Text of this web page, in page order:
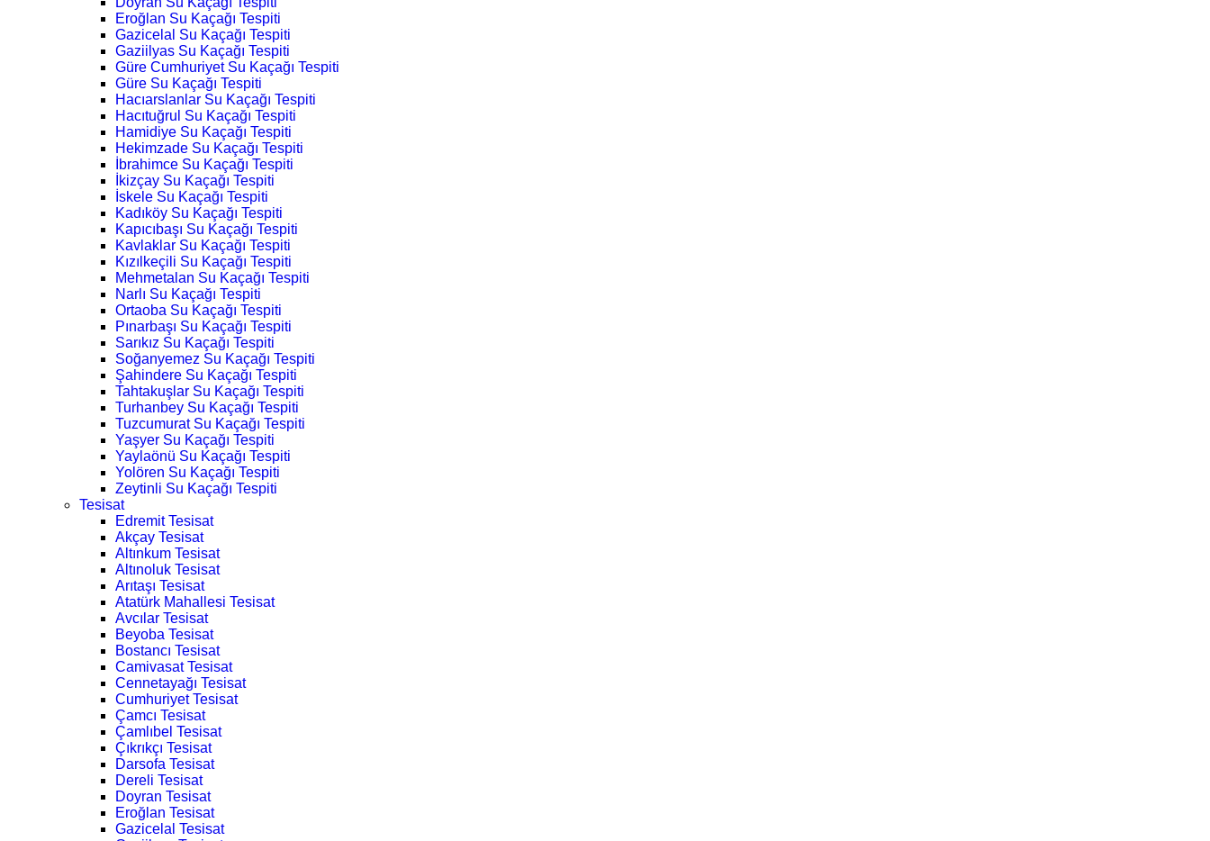
Eroğlan Su Kaçağı Tespiti
Gazicelal Su Kaçağı Tespiti
Gaziilyas Su Kaçağı Tespiti
Güre Cumhuriyet Su Kaçağı Tespiti
Güre Su Kaçağı Tespiti
Hacıarslanlar Su Kaçağı Tespiti
Hacıtuğrul Su Kaçağı Tespiti
Hamidiye Su Kaçağı Tespiti
Hekimzade Su Kaçağı Tespiti
İbrahimce Su Kaçağı Tespiti
İkizçay Su Kaçağı Tespiti
İskele Su Kaçağı Tespiti
Kadıköy Su Kaçağı Tespiti
Kapıcıbaşı Su Kaçağı Tespiti
Kavlaklar Su Kaçağı Tespiti
Kızılkeçili Su Kaçağı Tespiti
Mehmetalan Su Kaçağı Tespiti
Narlı Su Kaçağı Tespiti
Ortaoba Su Kaçağı Tespiti
Pınarbaşı Su Kaçağı Tespiti
Sarıkız Su Kaçağı Tespiti
Soğanyemez Su Kaçağı Tespiti
Şahindere Su Kaçağı Tespiti
Tahtakuşlar Su Kaçağı Tespiti
Turhanbey Su Kaçağı Tespiti
Tuzcumurat Su Kaçağı Tespiti
Yaşyer Su Kaçağı Tespiti
Yaylaönü Su Kaçağı Tespiti
Yolören Su Kaçağı Tespiti
Zeytinli Su Kaçağı Tespiti
Tesisat
Edremit Tesisat
Akçay Tesisat
Altınkum Tesisat
Altınoluk Tesisat
Arıtaşı Tesisat
Atatürk Mahallesi Tesisat
Avcılar Tesisat
Beyoba Tesisat
Bostancı Tesisat
Camivasat Tesisat
Cennetayağı Tesisat
Cumhuriyet Tesisat
Çamcı Tesisat
Çamlıbel Tesisat
Çıkrıkçı Tesisat
Darsofa Tesisat
Dereli Tesisat
Doyran Tesisat
Eroğlan Tesisat
Gazicelal Tesisat